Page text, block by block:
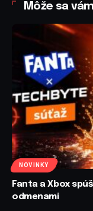
Môže sa
NOVINKY
Fanta a Xbox
odmenami